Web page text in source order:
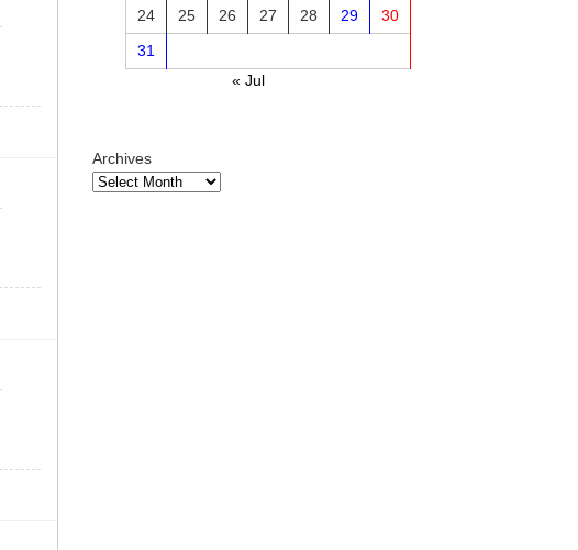
24
25 26 27 28 29
30
31
« Jul
Archives